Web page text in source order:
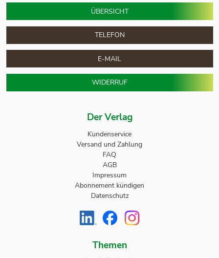
Der Verlag
Kundenservice
Versand und Zahlung
FAQ
AGB
Impressum
Abonnement kündigen
Datenschutz
Themen
ÜBERSICHT
TELEFON
E-MAIL
WIDERRUF